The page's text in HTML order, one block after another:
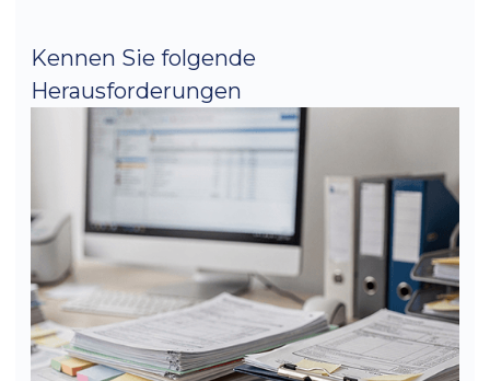
Kennen Sie folgende
Herausforderungen